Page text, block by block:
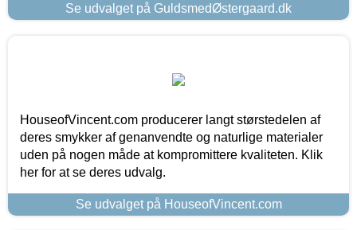
Se udvalget på GuldsmedØstergaard.dk
HouseofVincent.com producerer langt størstedelen af
deres smykker af genanvendte og naturlige materialer
uden på nogen måde at kompromittere kvaliteten. Klik
her for at se deres udvalg.
Se udvalget på HouseofVincent.com